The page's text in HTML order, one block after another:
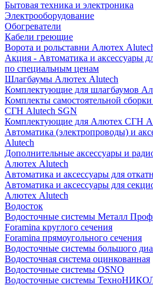
Бытовая техника и электроника
Электрооборудование
Обогреватели
Кабели греющие
Ворота и рольставни Алютех
Акция - Автоматика и аксессуары
по специальным ценам
Шлагбаумы Алютех Alutech
Комплектующие для шлагбаумов
Комплекты самостоятельной
СГН Alutech SGN
Комплектующие для Алютех СГН
Автоматика (электропроводы) и
Alutech
Дополнительные аксессуары и
Алютех Alutech
Автоматика и аксессуары для
Автоматика и аксессуары для
Алютех Alutech
Водосток
Водосточные системы Металл
Foramina круглого сечения
Foramina прямоугольного сечения
Водосточные системы большого
Водосточная система оцинкованная
Водосточные системы OSNO
Водосточные системы